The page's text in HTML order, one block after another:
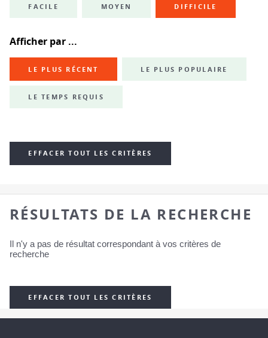
FACILE MOYEN DIFFICILE
Afficher par ...
LE PLUS RÉCENT LE PLUS POPULAIRE
LE TEMPS REQUIS
EFFACER TOUT LES CRITÈRES
RÉSULTATS DE LA RECHERCHE
Il n'y a pas de résultat correspondant à vos critères de
recherche
EFFACER TOUT LES CRITÈRES